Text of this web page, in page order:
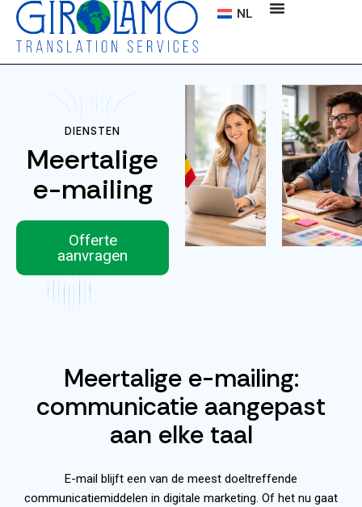
NL
DIENSTEN
Meertalige
e-mailing
Offerte
aanvragen
Meertalige e-mailing:
communicatie aangepast
aan elke taal
E-mail blijft een van de meest doeltreffende
communicatiemiddelen in digitale marketing. Of het nu gaat